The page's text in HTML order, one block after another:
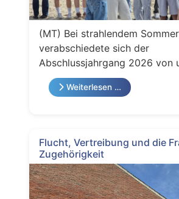
(MT) Bei strahlendem
verabschiedete sich der
Abschlussjahrgang 2026 von
Weiterlesen …
Flucht, Vertreibung und die
Zugehörigkeit